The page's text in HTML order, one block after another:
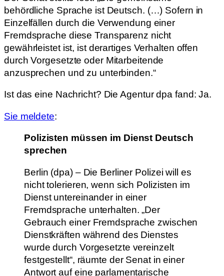
behördliche Sprache ist Deutsch. (…) Sofern in
Einzelfällen durch die Verwendung einer
Fremdsprache diese Transparenz nicht
gewährleistet ist, ist derartiges Verhalten offen
durch Vorgesetzte oder Mitarbeitende
anzusprechen und zu unterbinden.“
Ist das eine Nachricht? Die Agentur dpa fand: Ja.
Sie meldete:
Polizisten müssen im Dienst Deutsch
sprechen
Berlin (dpa) – Die Berliner Polizei will es
nicht tolerieren, wenn sich Polizisten im
Dienst untereinander in einer
Fremdsprache unterhalten. „Der
Gebrauch einer Fremdsprache zwischen
Dienstkräften während des Dienstes
wurde durch Vorgesetzte vereinzelt
festgestellt“, räumte der Senat in einer
Antwort auf eine parlamentarische